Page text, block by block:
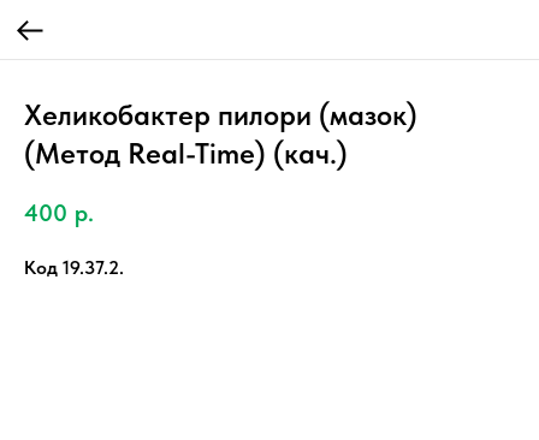
Хеликобактер пилори (мазок)
(Метод Real-Time) (кач.)
400 р.
Код 19.37.2.